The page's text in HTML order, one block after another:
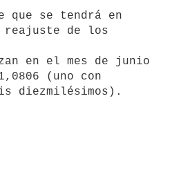
reajuste de los
en el mes de junio
(uno con